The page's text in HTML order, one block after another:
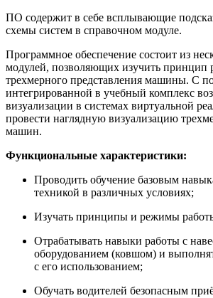
ПО содержит в себе всплывающие
схемы систем в справочном модуле.
Программное обеспечение состоит из
модулей, позволяющих изучить принцип
трехмерного представления машины. С
интегрированной в учебный комплекс
визуализации в системах виртуальной
провести наглядную визуализацию
машин.
Функциональные характеристики:
Проводить обучение базовым
техникой в различных условиях;
Изучать принципы и режимы
Отрабатывать навыки работы с
оборудованием (ковшом) и
с его использованием;
Обучать водителей безопасным